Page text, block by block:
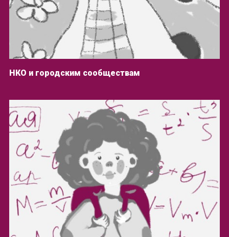
НКО и городским сообществам